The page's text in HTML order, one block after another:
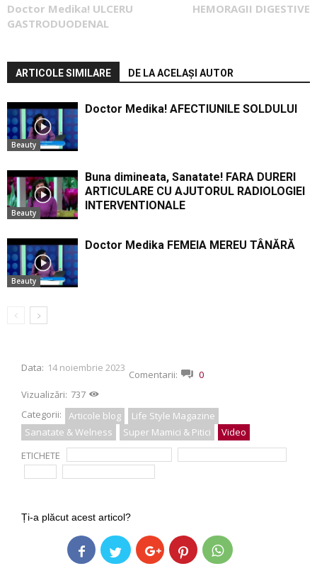
Doctor Medika! ULCERU
GASTRODUODENAL
HEMORAGII DIGESTIVE
ARTICOLE SIMILARE DE LA ACELAȘI AUTOR
Beauty
Doctor Medika! AFECTIUNILE SOLDULUI
Beauty
Buna dimineata, Sanatate! FARA DURERI
ARTICULARE CU AJUTORUL RADIOLOGIEI
INTERVENTIONALE
Beauty
Doctor Medika FEMEIA MEREU TÂNĂRĂ
Data: 14 noiembrie 2023
Comentarii:
0
Vizualizări: 737
Categorii:
Articole blog
Life Style Magazine
Sanatate & Welness
Super Mamici & Pitici
Video
ETICHETE
Ți-a plăcut acest articol?